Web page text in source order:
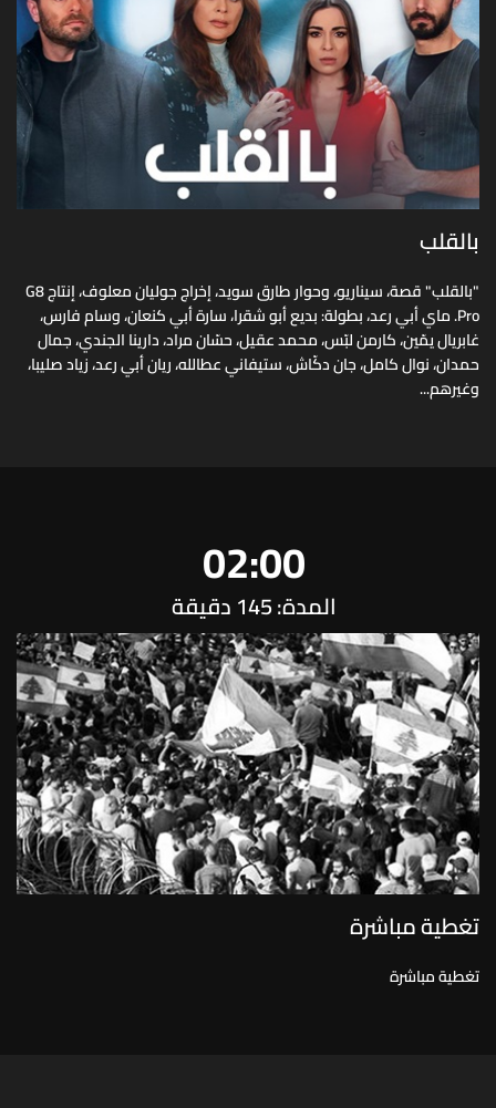
بالقلب
"بالقلب" قصة، سيناريو، وحوار طارق سويد، إخراج جوليان معلوف، إنتاج G8
Pro. ماي أبي رعد، بطولة: بديع أبو شقرا، سارة أبي كنعان، وسام فارس،
غابريال يمّين، كارمن لبّس، محمد عقيل، حسّان مراد، دارينا الجندي، جمال
حمدان، نوال كامل، جان دكّاش، ستيفاني عطالله، ريان أبي رعد، زياد صليبا،
وغيرهم...
02:00
المدة: 145 دقيقة
تغطية مباشرة
تغطية مباشرة